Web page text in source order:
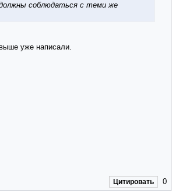
соблюдаться с теми же
уже написали.
Цитировать 0